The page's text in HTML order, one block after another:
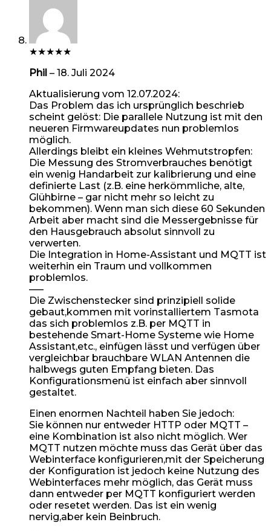
★★★★★
Phil – 18. Juli 2024
Aktualisierung vom 12.07.2024:
Das Problem das ich ursprünglich beschrieb
scheint gelöst: Die parallele Nutzung ist mit den
neueren Firmwareupdates nun problemlos
möglich.
Allerdings bleibt ein kleines Wehmutstropfen:
Die Messung des Stromverbrauches benötigt
ein wenig Handarbeit zur kalibrierung und eine
definierte Last (z.B. eine herkömmliche, alte,
Glühbirne – gar nicht mehr so leicht zu
bekommen). Wenn man sich diese 60 Sekunden
Arbeit aber macht sind die Messergebnisse für
den Hausgebrauch absolut sinnvoll zu
verwerten.
Die Integration in Home-Assistant und MQTT ist
weiterhin ein Traum und vollkommen
problemlos.
—–
Die Zwischenstecker sind prinzipiell solide
gebaut,kommen mit vorinstalliertem Tasmota
das sich problemlos z.B. per MQTT in
bestehende Smart-Home Systeme wie Home
Assistant,etc., einfügen lässt und verfügen über
vergleichbar brauchbare WLAN Antennen die
halbwegs guten Empfang bieten. Das
Konfigurationsmenü ist einfach aber sinnvoll
gestaltet.
Einen enormen Nachteil haben Sie jedoch:
Sie können nur entweder HTTP oder MQTT –
eine Kombination ist also nicht möglich. Wer
MQTT nutzen möchte muss das Gerät über das
Webinterface konfigurieren,mit der Speicherung
der Konfiguration ist jedoch keine Nutzung des
Webinterfaces mehr möglich, das Gerät muss
dann entweder per MQTT konfiguriert werden
oder resetet werden. Das ist ein wenig
nervig,aber kein Beinbruch.